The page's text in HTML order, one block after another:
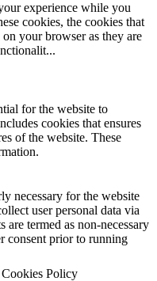
Policy
experience while you
cookies, the cookies that
on your browser as they are
...
for the website to
cookies that ensures
of the website. These
necessary for the website
user personal data via
are termed as non-necessary
consent prior to running